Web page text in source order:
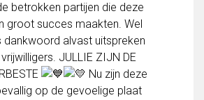
betrokken partijen die deze
groot succes maakten. Wel
dankwoord alvast uitspreken
JULLIE ZIJN DE
Nu zijn deze
op de gevoelige plaat